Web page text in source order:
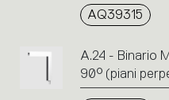
AQ39315
A.24 - Binario
90° (piani